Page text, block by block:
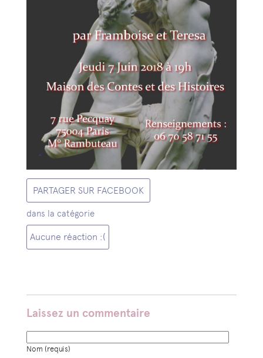
PARTAGER SUR FACEBOOK
dans la catégorie
Aucune réaction :(
Laissez un commentaire
Nom (requis)